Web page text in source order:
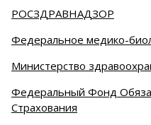
РОСЗДРАВНАДЗОР
Федеральное медико-
Министерство
Федеральный Фонд
Страхования